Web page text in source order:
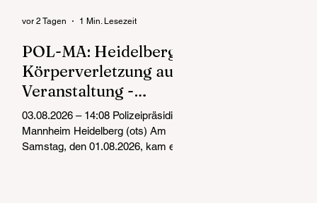
POL-MA: Heidelberg:
Körperverletzung auf
Veranstaltung -
Zeugenaufruf
03.08.2026 – 14:08 Polizeipräsidium
Mannheim Heidelberg (ots) Am
Samstag, den 01.08.2026, kam es
vor 2 Tagen 1 Min. Lesezeit